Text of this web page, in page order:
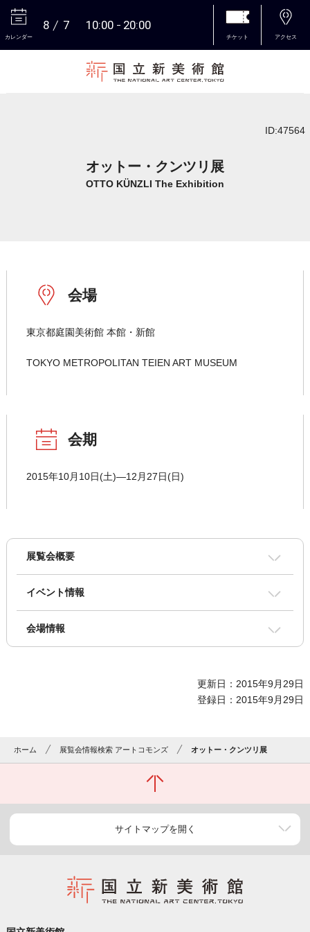
カレンダー
8 7 10:00 20:00
チケット アクセス
ID:47564
オットー・クンツリ展
OTTO KÜNZLI The Exhibition
会場
東京都庭園美術館 本館・新館
TOKYO METROPOLITAN TEIEN ART MUSEUM
会期
2015年10月10日(土)―12月27日(日)
展覧会概要
イベント情報
会場情報
更新日：2015年9月29日
登録日：2015年9月29日
ホーム 展覧会情報検索 アートコモンズ オットー・クンツリ展
サイトマップを開く